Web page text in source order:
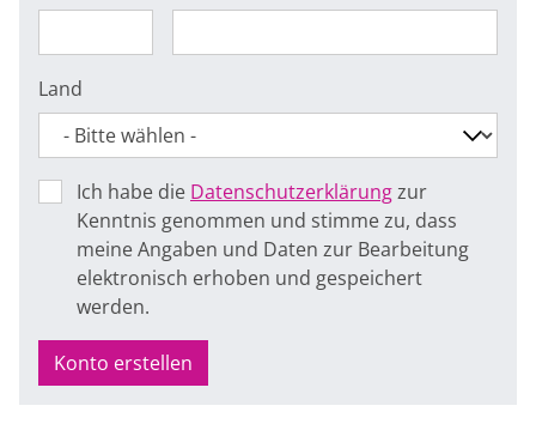
Land
Ich habe die Datenschutzerklärungzur
Kenntnis genommen und stimme zu, dass
meine Angaben und Daten zur Bearbeitung
elektronisch erhoben und gespeichert
werden.
Konto erstellen